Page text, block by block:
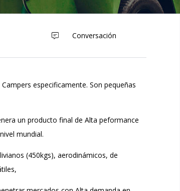
Conversación
especificamente. Son pequeñas
un producto final de Alta peformance
mundial.
(450kgs), aerodinámicos, de